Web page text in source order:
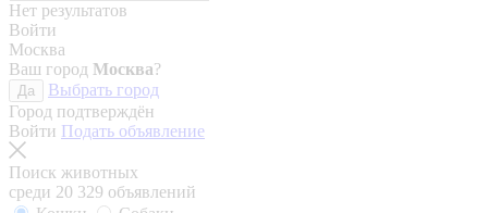
Нет результатов
Войти
Москва
Ваш город Москва?
Да
Выбрать город
Город подтверждён
Войти Подать объявление
Поиск животных
среди 20 329 объявлений